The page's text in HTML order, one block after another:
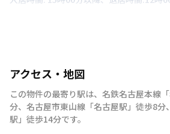
アクセス・地図
この物件の最寄り駅は、 名鉄名古屋本線 「
分、 名古屋市東山線 「名古屋駅 」 徒歩8分、
駅 」 徒歩14分です。